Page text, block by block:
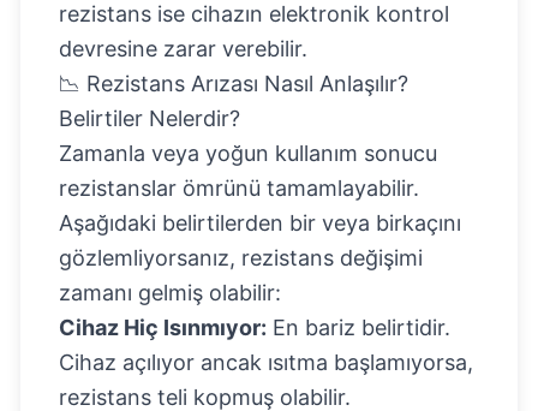
rezistans ise cihazın elektronik kontrol
devresine zarar verebilir.
📉 Rezistans Arızası Nasıl Anlaşılır?
Belirtiler Nelerdir?
Zamanla veya yoğun kullanım sonucu
rezistanslar ömrünü tamamlayabilir.
Aşağıdaki belirtilerden bir veya birkaçını
gözlemliyorsanız, rezistans değişimi
zamanı gelmiş olabilir:
Cihaz Hiç Isınmıyor: En bariz belirtidir.
Cihaz açılıyor ancak ısıtma başlamıyorsa,
rezistans teli kopmuş olabilir.